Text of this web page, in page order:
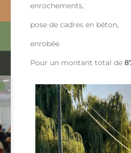
enrochements,
pose de cadres en béton,
enrobée
Pour un montant total de